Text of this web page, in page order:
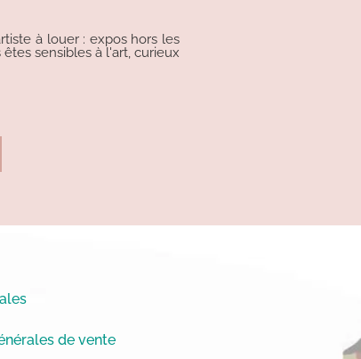
à louer : expos hors les
sensibles à l'art, curieux
de vente